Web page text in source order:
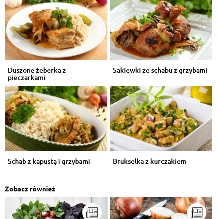
Duszone żeberka z
pieczarkami
Sakiewki ze schabu z grzybami
Schab z kapustą i grzybami Brukselka z kurczakiem
Zobacz również